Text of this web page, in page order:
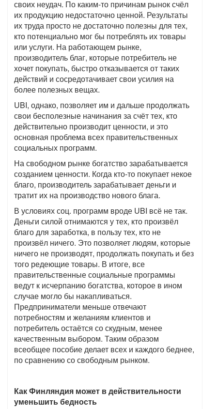
своих неудач. По каким-то причинам рынок счёл
их продукцию недостаточно ценной. Результаты
их труда просто не достаточно полезны для тех,
кто потенциально мог бы потреблять их товары
или услуги. На работающем рынке,
производитель благ, которые потребитель не
хочет покупать, быстро отказывается от таких
действий и сосредотачивает свои усилия на
более полезных вещах.
UBI, однако, позволяет им и дальше продолжать
свои бесполезные начинания за счёт тех, кто
действительно производит ценности, и это
основная проблема всех правительственных
социальных программ.
На свободном рынке богатство зарабатывается
созданием ценности. Когда кто-то покупает некое
благо, производитель зарабатывает деньги и
тратит их на производство нового блага.
В условиях соц. программ вроде UBI всё не так.
Деньги силой отнимаются у тех, кто произвёл
благо для заработка, в пользу тех, кто не
произвёл ничего. Это позволяет людям, которые
ничего не производят, продолжать покупать и без
того редеющие товары. В итоге, все
правительственные социальные программы
ведут к исчерпанию богатства, которое в ином
случае могло бы накапливаться.
Предприниматели меньше отвечают
потребностям и желаниям клиентов и
потребитель остаётся со скудным, менее
качественным выбором. Таким образом
всеобщее пособие делает всех и каждого беднее,
по сравнению со свободным рынком.
Как Финляндия может в действительности
уменьшить бедность